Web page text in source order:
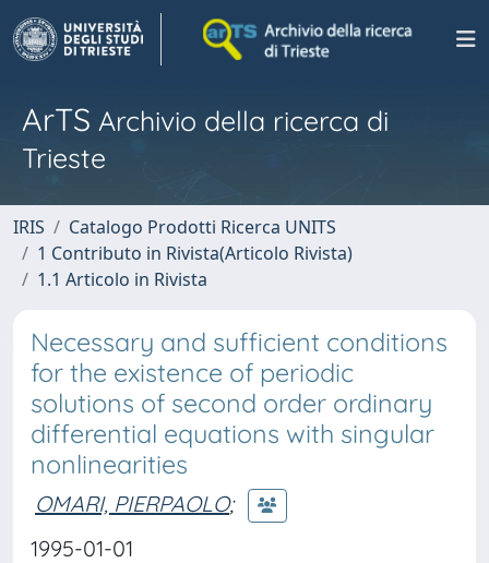
ArTS Archivio della ricerca di
Trieste
IRIS
Catalogo Prodotti Ricerca UNITS
1 Contributo in Rivista(Articolo Rivista)
1.1 Articolo in Rivista
Necessary and sufficient conditions
for the existence of periodic
solutions of second order ordinary
differential equations with singular
nonlinearities
OMARI, PIERPAOLO;
1995-01-01